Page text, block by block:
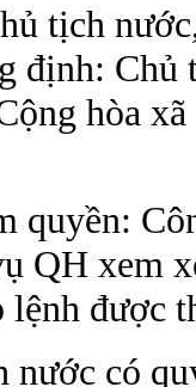
tịch
định:
hòa
quyền:
QH xem
lệnh được
nước có